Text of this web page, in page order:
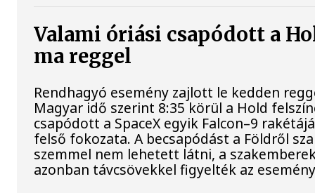
Valami óriási csapódott a
ma reggel
Rendhagyó esemény zajlott le kedden
Magyar idő szerint 8:35 körül a Hold
csapódott a SpaceX egyik Falcon–9
felső fokozata. A becsapódást a Földről
szemmel nem lehetett látni, a
azonban távcsövekkel figyelték az